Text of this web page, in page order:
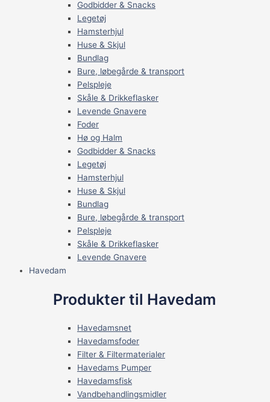
Godbidder & Snacks
Legetøj
Hamsterhjul
Huse & Skjul
Bundlag
Bure, løbegårde & transport
Pelspleje
Skåle & Drikkeflasker
Levende Gnavere
Foder
Hø og Halm
Godbidder & Snacks
Legetøj
Hamsterhjul
Huse & Skjul
Bundlag
Bure, løbegårde & transport
Pelspleje
Skåle & Drikkeflasker
Levende Gnavere
Havedam
Produkter til Havedam
Havedamsnet
Havedamsfoder
Filter & Filtermaterialer
Havedams Pumper
Havedamsfisk
Vandbehandlingsmidler